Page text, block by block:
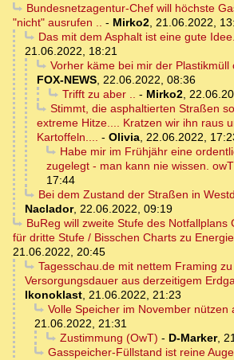
Bundesnetzagentur-Chef will höchste
"nicht" ausrufen ..
- Mirko2 21.06.2022,
Das mit dem Asphalt ist eine gute
21.06.2022, 18:21
Vorher käme bei mir der Plastikmüll
FOX-NEWS 22.06.2022, 08:36
Trifft zu aber ..
- Mirko2,
Stimmt, die asphaltierten Straßen
extreme Hitze.... Kratzen wir ihn raus
Kartoffeln....
- Olivia 22.06.2022,
Habe mir im Frühjähr eine
zugelegt - man kann nie wissen. owT
17:44
Bei dem Zustand der Straßen in
Naclador, 22.06.2022, 09:19
BuReg will zweite Stufe des Notfallplans
für dritte Stufe / Bisschen Charts zu Energie
21.06.2022, 20:45
Tagesschau.de mit nettem Framing
Versorgungsdauer aus derzeitigem
Ikonoklast 21.06.2022, 21:23
Volle Speicher im November nützen
21.06.2022, 21:31
Zustimmung (OwT) - D-Marker,
Gasspeicher-Füllstand ist reine